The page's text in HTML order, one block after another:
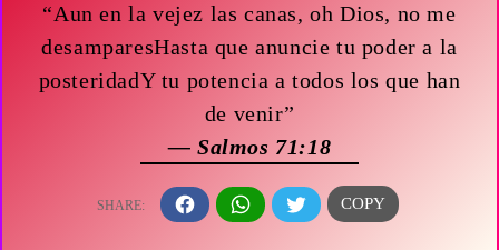
“Aun en la vejez las canas, oh Dios, no me
desamparesHasta que anuncie tu poder a la
posteridadY tu potencia a todos los que han
de venir”
— Salmos 71:18